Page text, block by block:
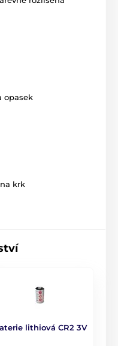
změnit bez
mají pouze
300 metrů
opasek
krk
lithiová CR2 3V